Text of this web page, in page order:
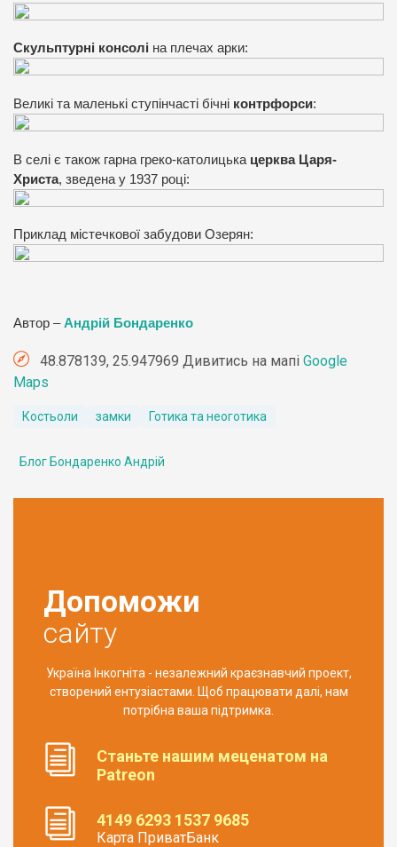
Скульптурні консолі на плечах арки:
Великі та маленькі ступінчасті бічні контрфорси:
В селі є також гарна греко-католицька церква Царя-
Христа, зведена у 1937 році:
Приклад містечкової забудови Озерян:
Автор –Андрій Бондаренко
48.878139, 25.947969 Дивитись на мапі Google
Maps
Костьоли замки Готика та неоготика
Блог Бондаренко Андрій
Допоможи
сайту
Україна Інкогніта - незалежний краєзнавчий проект,
створений ентузіастами. Щоб працювати далі, нам
потрібна ваша підтримка.
Станьте нашим меценатом на
Patreon
4149 6293 1537 9685
Карта ПриватБанк